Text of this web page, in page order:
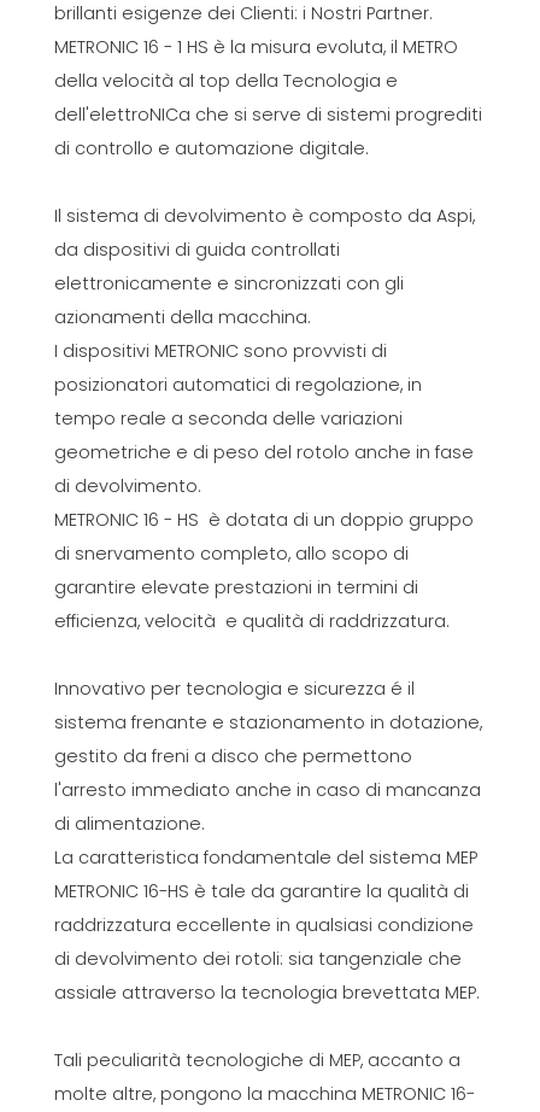
brillanti esigenze dei Clienti: i Nostri Partner.
METRONIC 16 - 1 HS è la misura evoluta, il METRO
della velocità al top della Tecnologia e
dell'elettroNICa che si serve di sistemi progrediti
di controllo e automazione digitale.
Il sistema di devolvimento è composto da Aspi,
da dispositivi di guida controllati
elettronicamente e sincronizzati con gli
azionamenti della macchina.
I dispositivi METRONIC sono provvisti di
posizionatori automatici di regolazione, in
tempo reale a seconda delle variazioni
geometriche e di peso del rotolo anche in fase
di devolvimento.
METRONIC 16 - HS è dotata di un doppio gruppo
di snervamento completo, allo scopo di
garantire elevate prestazioni in termini di
efficienza, velocità e qualità di raddrizzatura.
Innovativo per tecnologia e sicurezza é il
sistema frenante e stazionamento in dotazione,
gestito da freni a disco che permettono
l'arresto immediato anche in caso di mancanza
di alimentazione.
La caratteristica fondamentale del sistema MEP
METRONIC 16-HS è tale da garantire la qualità di
raddrizzatura eccellente in qualsiasi condizione
di devolvimento dei rotoli: sia tangenziale che
assiale attraverso la tecnologia brevettata MEP.
Tali peculiarità tecnologiche di MEP, accanto a
molte altre, pongono la macchina METRONIC 16-